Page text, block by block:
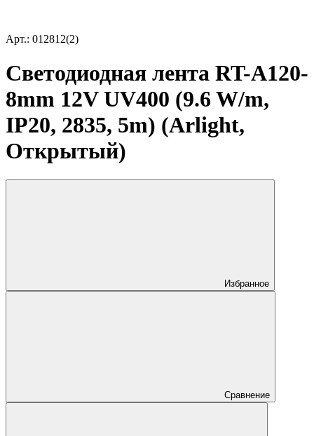
Арт.: 012812(2)
Светодиодная лента RT-A120-
8mm 12V UV400 (9.6 W/m,
IP20, 2835, 5m) (Arlight,
Открытый)
Избранное
Сравнение